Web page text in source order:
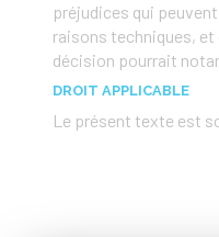
préjudices qui
raisons techniques,
décision pourrait
DROIT APPLICABLE
Le présent texte est